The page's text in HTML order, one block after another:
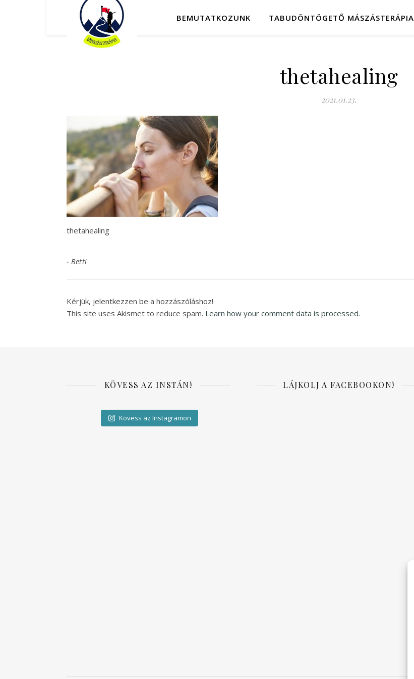
BEMUTATKOZUNK TABUDÖNTÖGETŐ MÁSZÁSTERÁPIA
thetahealing
2021.01.23.
thetahealing
- Betti
Kérjük, jelentkezzen be a hozzászóláshoz!
This site uses Akismet to reduce spam. Learn how your comment data is processed.
KÖVESS AZ INSTÁN!
Kövess az Instagramon
LÁJKOLJ A FACEBOOKON!